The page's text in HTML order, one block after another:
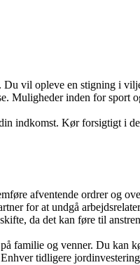
vil opleve en stigning i
Muligheder inden for sport
indkomst. Kør forsigtigt i
afventende ordrer og
for at undgå
da det kan føre til
familie og venner. Du
tidligere